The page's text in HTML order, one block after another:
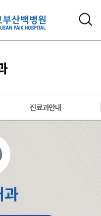
진료과안내
과